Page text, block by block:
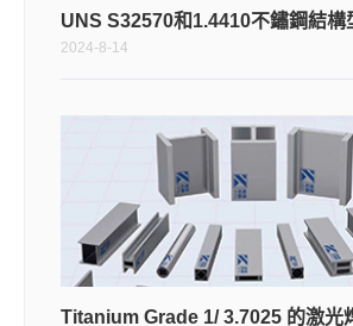
2024-8-14
Titanium Grade 1/ 3.7025 的激光